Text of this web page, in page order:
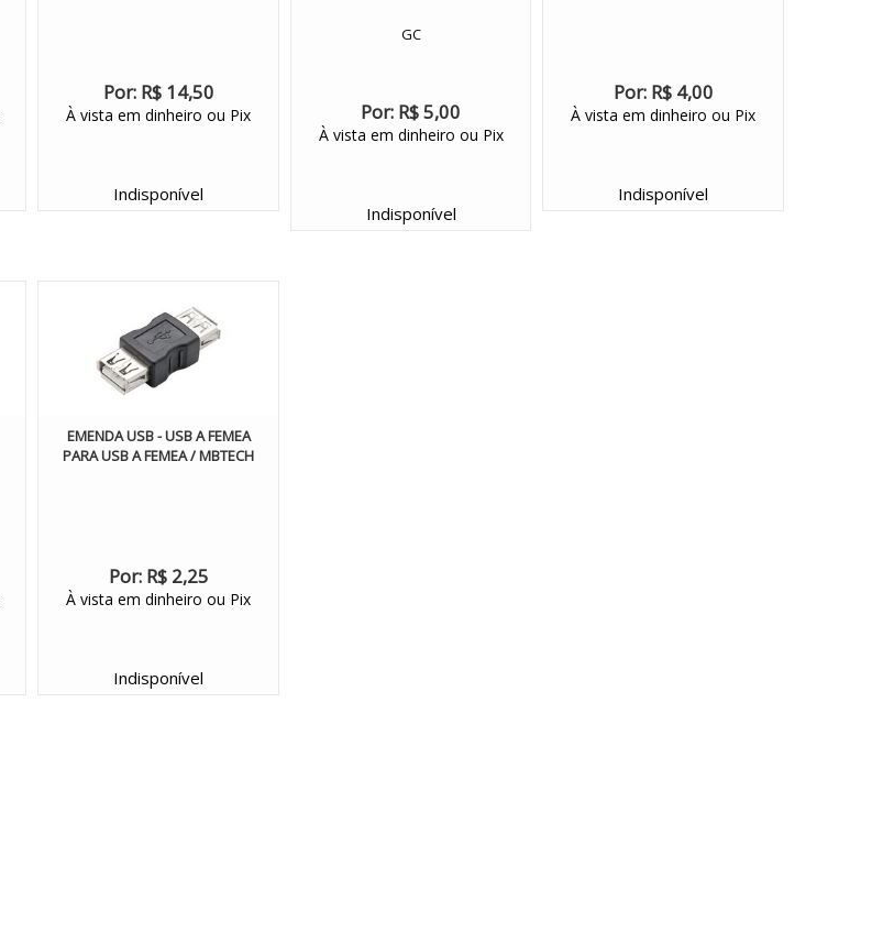
Por: R$ 14,50
À vista em dinheiro ou Pix
Indisponível
GC
Por: R$ 5,00
À vista em dinheiro ou Pix
Indisponível
Por: R$ 4,00
À vista em dinheiro ou Pix
Indisponível
EMENDA USB - USB A FEMEA
PARA USB A FEMEA / MBTECH
Por: R$ 2,25
À vista em dinheiro ou Pix
Indisponível